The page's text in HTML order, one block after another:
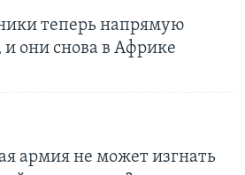
теперь напрямую
они снова в Африке
армия не может изгнать